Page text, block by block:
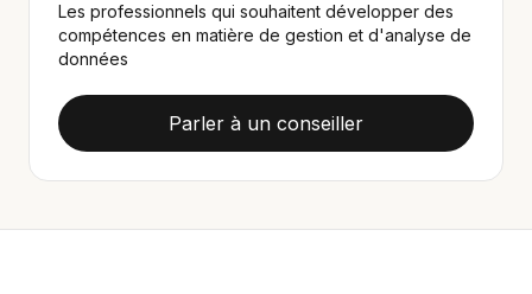
Les professionnels qui souhaitent développer des
compétences en matière de gestion et d'analyse de
données
Parler à un conseiller